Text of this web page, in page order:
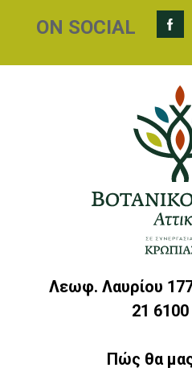
Λεωφ. Λαυρίου
21
Πώς θα
ON SOCIAL